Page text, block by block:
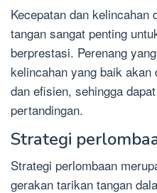
Kecepatan dan kelincahan
tangan sangat penting
berprestasi. Perenang
kelincahan yang baik
dan efisien, sehingga
pertandingan.
Strategi
Strategi perlombaan
gerakan tarikan tangan